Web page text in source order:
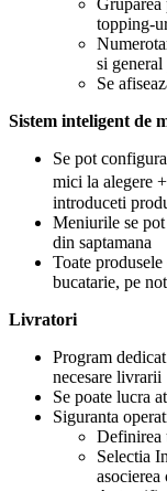
Gruparea
topping-
si general
Se
Sistem inteligent de
Se pot
mici la alegere
introduceti
Meniurile se
din saptamana
Toate
bucatarie, pe
Livratori
Program
necesare livrarii
Se poate lucra
Siguranta
Definirea
Selectia